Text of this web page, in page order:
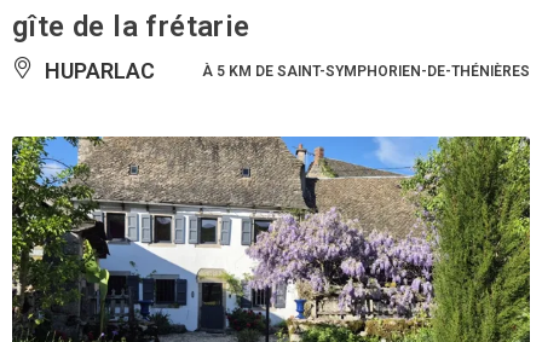
gîte de la frétarie
HUPARLAC À 5 KM DE SAINT-SYMPHORIEN-DE-THÉNIÈRES